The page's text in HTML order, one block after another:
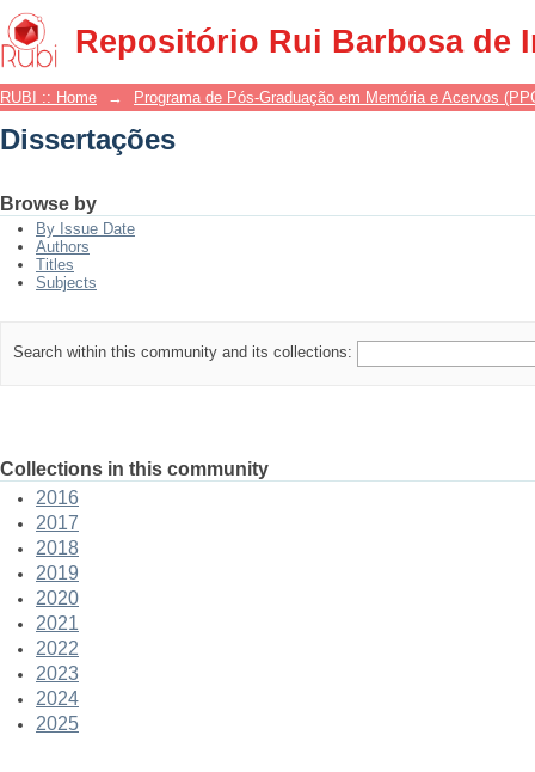
Repositório Rui Barbosa de
Dissertações
RUBI :: Home → Programa de Pós-Graduação em Memória e Acervos
Dissertações
Browse by
By Issue Date
Authors
Titles
Subjects
Search within this community and its collections:
Collections in this community
2016
2017
2018
2019
2020
2021
2022
2023
2024
2025